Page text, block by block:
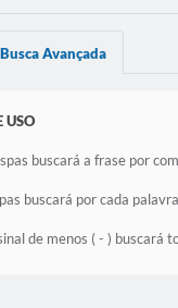
Busca Avançada
USO
buscará a frase por
buscará por cada
de menos ( - ) buscará